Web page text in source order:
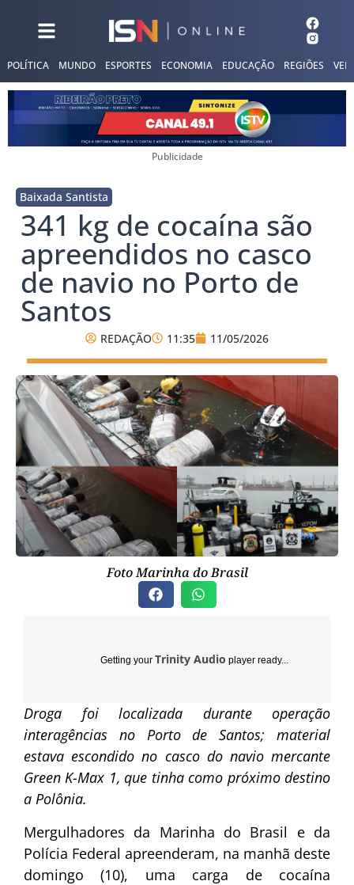
POLÍTICA MUNDO ESPORTES ECONOMIA EDUCAÇÃO REGIÕES
Publicidade
Baixada Santista
341 kg de cocaína são
apreendidos no casco
de navio no Porto de
Santos
REDAÇÃO 11:35 11/05/2026
Foto Marinha do Brasil
Getting your Trinity Audio player ready...
Droga foi localizada durante operação
interagências no Porto de Santos; material
estava escondido no casco do navio mercante
Green K-Max 1, que tinha como próximo destino
a Polônia.
Mergulhadores da Marinha do Brasil e da
Polícia Federal apreenderam, na manhã deste
domingo (10), uma carga de cocaína